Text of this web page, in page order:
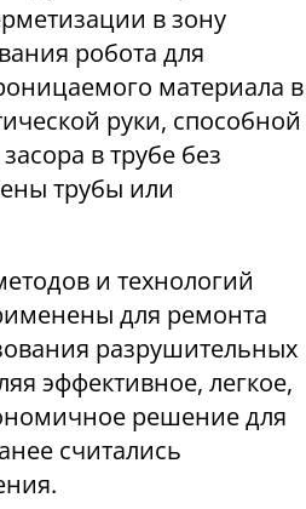
в зону
робота для
материала в
руки, способной
в трубе без
трубы или
и технологий
для ремонта
разрушительных
эффективное, легкое,
решение для
считались
.